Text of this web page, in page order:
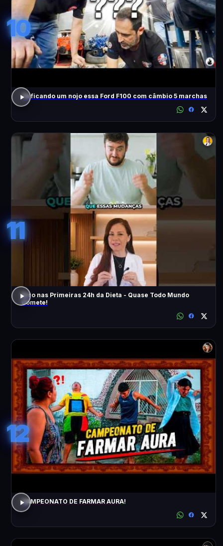
10
Tá ficando um nojo essa Ford F100 com câmbio 5 marchas
11
Erro nas Primeiras 24h da Dieta - Quase Todo Mundo
Comete!
12
CAMPEONATO DE FARMAR AURA!